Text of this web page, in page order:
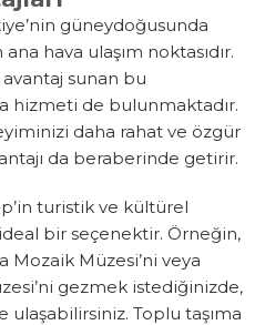
güneydoğusunda
hava ulaşım noktasıdır.
sunan bu
hizmeti de bulunmaktadır.
daha rahat ve özgür
da beraberinde getirir.
turistik ve kültürel
bir seçenektir. Örneğin,
Mozaik Müzesi’ni veya
gezmek istediğinizde,
ulaşabilirsiniz. Toplu taşıma